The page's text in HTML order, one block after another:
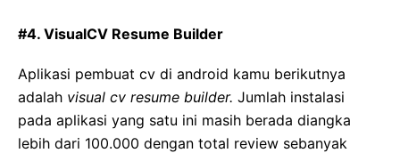
#4. VisualCV Resume Builder
Aplikasi pembuat cv di android kamu berikutnya
adalah visual cv resume builder. Jumlah instalasi
pada aplikasi yang satu ini masih berada diangka
lebih dari 100.000 dengan total review sebanyak